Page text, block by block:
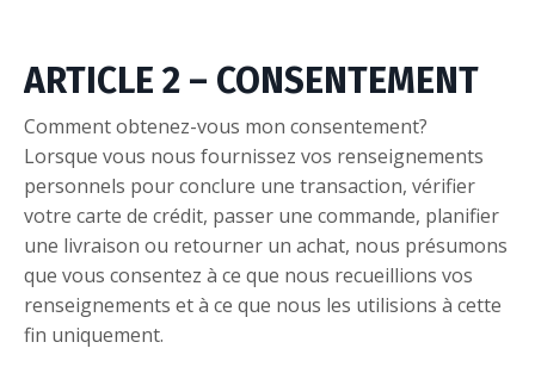
ARTICLE 2 – CONSENTEMENT
Comment obtenez-vous mon consentement?
Lorsque vous nous fournissez vos renseignements
personnels pour conclure une transaction, vérifier
votre carte de crédit, passer une commande, planifier
une livraison ou retourner un achat, nous présumons
que vous consentez à ce que nous recueillions vos
renseignements et à ce que nous les utilisions à cette
fin uniquement.